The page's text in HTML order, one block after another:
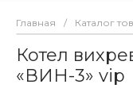
Главная / Каталог
Котел
«ВИН-3» vip